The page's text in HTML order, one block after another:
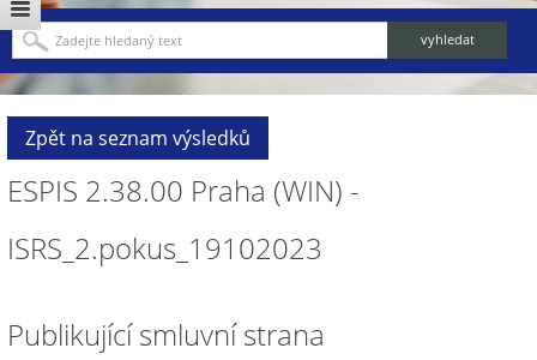
Zpět na seznam výsledků
ESPIS 2.38.00 Praha (WIN) -
ISRS_2.pokus_19102023
Publikující smluvní strana